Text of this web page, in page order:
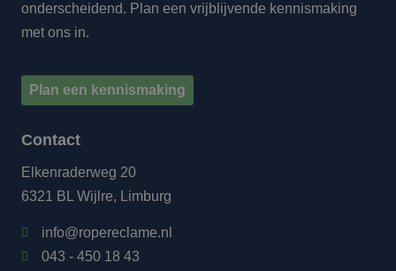
onderscheidend. Plan een vrijblijvende kennismaking
met ons in.
Plan een kennismaking
Contact
Elkenraderweg 20
6321 BL Wijlre, Limburg
info@ropereclame.nl
043 - 450 18 43